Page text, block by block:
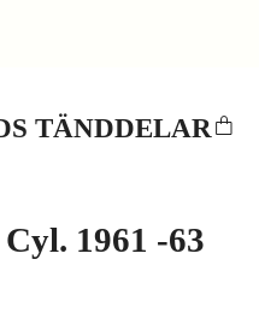
TÄNDDELAR
1961 -63